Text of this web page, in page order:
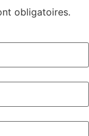
obligatoires.